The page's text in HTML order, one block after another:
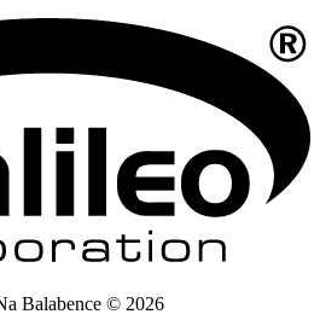
Balabence © 2026